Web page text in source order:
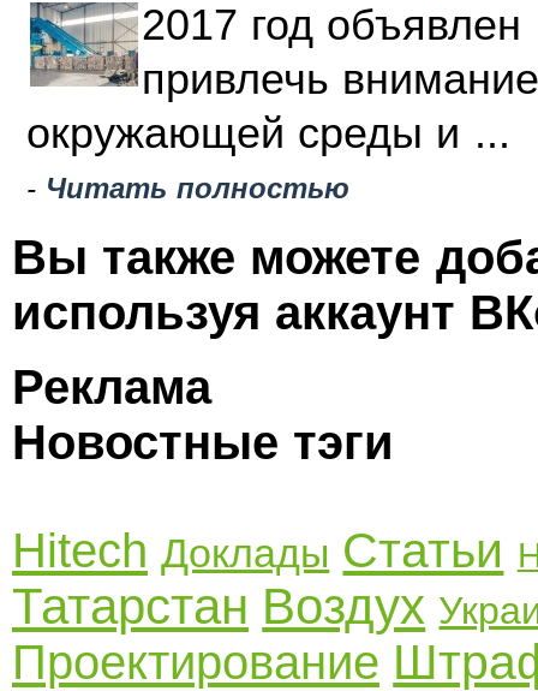
2017 год объявлен
привлечь
окружающей среды и ...
- Читать полностью
Вы также можете
используя аккаунт
Реклама
Новостные тэги
Hitech Доклады Статьи
Татарстан Воздух
Проектирование